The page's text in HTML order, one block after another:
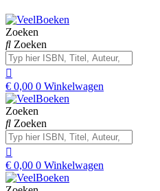
Zoeken
Zoeken
€ 0,00 0 Winkelwagen
Zoeken
Zoeken
€ 0,00 0 Winkelwagen